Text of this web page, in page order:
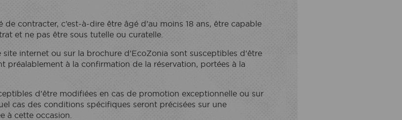
contracter, c’est-à-dire être âgé d’au moins 18 ans, être capable
et ne pas être sous tutelle ou curatelle.
internet ou sur la brochure d'EcoZonia sont susceptibles d’être
préalablement à la confirmation de la réservation, portées à la
d’être modifiées en cas de promotion exceptionnelle ou sur
cas des conditions spécifiques seront précisées sur une
à cette occasion.